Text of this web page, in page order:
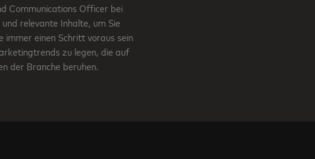
Communications Officer bei
relevante Inhalte, um Sie
immer einen Schritt voraus sein
zu legen, die auf
der Branche beruhen.